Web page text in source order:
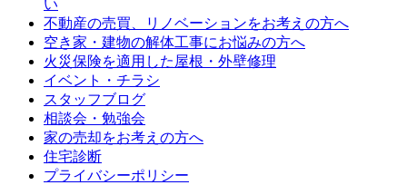
い
不動産の売買、リノベーションをお考えの方へ
空き家・建物の解体工事にお悩みの方へ
火災保険を適用した屋根・外壁修理
イベント・チラシ
スタッフブログ
相談会・勉強会
家の売却をお考えの方へ
住宅診断
プライバシーポリシー